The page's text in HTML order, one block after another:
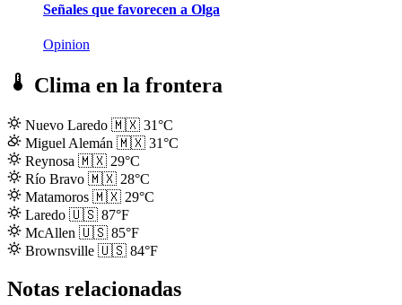
Señales que favorecen a Olga
Opinion
Clima en la frontera
Nuevo Laredo 🇲🇽 31°C
Miguel Alemán 🇲🇽 31°C
Reynosa 🇲🇽 29°C
Río Bravo 🇲🇽 28°C
Matamoros 🇲🇽 29°C
Laredo 🇺🇸 87°F
McAllen 🇺🇸 85°F
Brownsville 🇺🇸 84°F
Notas relacionadas